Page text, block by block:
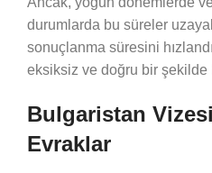
durumlarda bu süreler
sonuçlanma süresini
eksiksiz ve doğru bir şekilde
Bulgaristan
Evraklar